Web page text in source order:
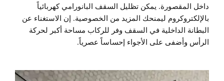
داخل المقصورة. يمكن تظليل السقف البانورامي كهربائياً
بالإلكتروكروم ليمنحك المزيد من الخصوصية. إن الاستغناء عن
البطانة الداخلية في السقف وفر للركاب مساحة أكبر لحركة
الرأس وأضفى على الأجواء إحساساً عصرياً.